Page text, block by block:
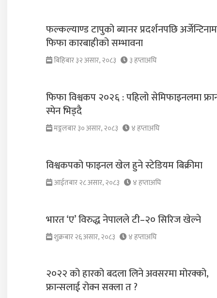
फल्कल्याण्ड टापुको ब्यानर प्रदर्शनपछि
फिफा कारबाहीको सम्भावना
बिहिबार ३२ असार, २०८३ ३ हप्ताअघि
फिफा विश्वकप २०२६ : पहिलो सेमिफाइनलमा
स्पेन भिड्दै
मङ्गलबार ३० असार, २०८३ ४ हप्ताअघि
विश्वकपको फाइनल खेल हुने स्टेडियम बिक्रीमा
आईतबार २८ असार, २०८३ ४ हप्ताअघि
भारत ‘ए’ विरुद्ध नेपालले टी–२० सिरिज खेल्ने
शुक्रबार २६ असार, २०८३ ४ हप्ताअघि
२०२२ को हारको बदला लिने अवसरमा मोरक्को,
फ्रान्सलाई रोक्न सक्ला त ?